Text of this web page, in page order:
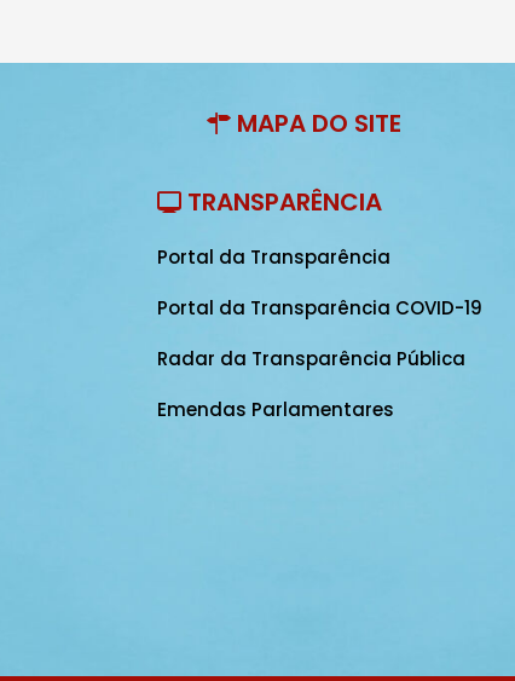
MAPA DO SITE
TRANSPARÊNCIA
Portal da Transparência
Portal da Transparência COVID-19
Radar da Transparência Pública
Emendas Parlamentares